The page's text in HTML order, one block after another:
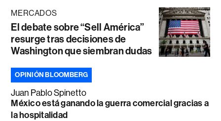
MERCADOS
El debate sobre “Sell América”
resurge tras decisiones de
Washington que siembran dudas
OPINIÓN BLOOMBERG
Juan Pablo Spinetto
México está ganando la guerra comercial gracias a
la hospitalidad